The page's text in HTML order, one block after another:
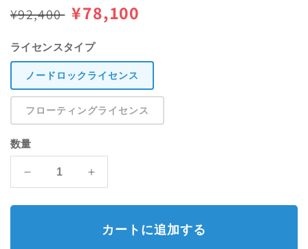
(1)
を
く
通
常
価
格
¥92,400 セ
ー
ル
価
格
¥78,100
ライセンスタイプ
ノードロックライセンス
フローティングライセンス
数量
MaxwellSketchupMaxwellSketchup
カートに追加する